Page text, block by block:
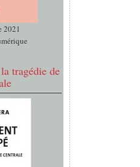
2021
tragédie de